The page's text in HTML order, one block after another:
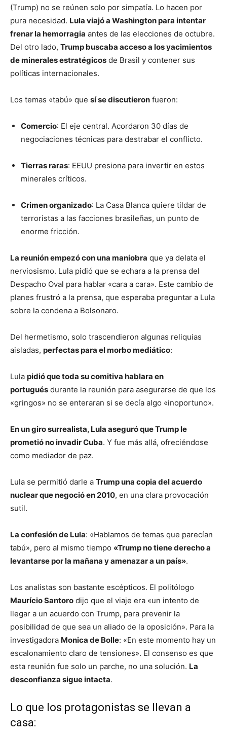
(Trump) no se reúnen solo por simpatía. Lo hacen por
pura necesidad. Lula viajó a Washington para intentar
frenar la hemorragia antes de las elecciones de octubre.
Del otro lado, Trump buscaba acceso a los yacimientos
de minerales estratégicos de Brasil y contener sus
políticas internacionales.
Los temas «tabú» que sí se discutieron fueron:
Comercio: El eje central. Acordaron 30 días de
negociaciones técnicas para destrabar el conflicto.
Tierras raras: EEUU presiona para invertir en estos
minerales críticos.
Crimen organizado: La Casa Blanca quiere tildar de
terroristas a las facciones brasileñas, un punto de
enorme fricción.
La reunión empezó con una maniobra que ya delata el
nerviosismo. Lula pidió que se echara a la prensa del
Despacho Oval para hablar «cara a cara». Este cambio de
planes frustró a la prensa, que esperaba preguntar a Lula
sobre la condena a Bolsonaro.
Del hermetismo, solo trascendieron algunas reliquias
aisladas, perfectas para el morbo mediático:
Lula pidió que toda su comitiva hablara en
portugués durante la reunión para asegurarse de que los
«gringos» no se enteraran si se decía algo «inoportuno».
En un giro surrealista, Lula aseguró que Trump le
prometió no invadir Cuba. Y fue más allá, ofreciéndose
como mediador de paz.
Lula se permitió darle a Trump una copia del acuerdo
nuclear que negoció en 2010, en una clara provocación
sutil.
La confesión de Lula: «Hablamos de temas que parecían
tabú», pero al mismo tiempo «Trump no tiene derecho a
levantarse por la mañana y amenazar a un país».
Los analistas son bastante escépticos. El politólogo
Maurício Santoro dijo que el viaje era «un intento de
llegar a un acuerdo con Trump, para prevenir la
posibilidad de que sea un aliado de la oposición». Para la
investigadora Monica de Bolle: «En este momento hay un
escalonamiento claro de tensiones». El consenso es que
esta reunión fue solo un parche, no una solución. La
desconfianza sigue intacta.
Lo que los protagonistas se llevan a
casa: